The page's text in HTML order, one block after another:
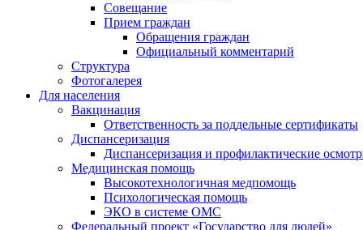
Совещание
Прием граждан
Обращения граждан
Официальный комментарий
Структура
Фотогалерея
Для населения
Вакцинация
Ответственность за поддельные сертификаты
Диспансеризация
Диспансеризация и профилактические
Медицинская помощь
Высокотехнологичная медпомощь
Психологическая помощь
ЭКО в системе ОМС
Федеральный проект «Государство для людей»